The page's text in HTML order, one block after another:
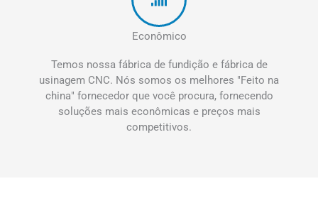
Econômico
Temos nossa fábrica de fundição e fábrica de
usinagem CNC. Nós somos os melhores "Feito na
china" fornecedor que você procura, fornecendo
soluções mais econômicas e preços mais
competitivos.